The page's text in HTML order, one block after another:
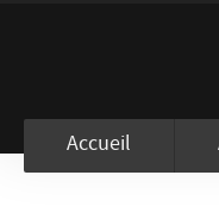
Accueil